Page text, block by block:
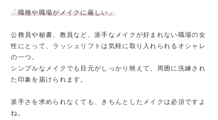
「職種や職場がメイクに厳しい」
公務員や秘書、教員など、派手なメイクが好まれない職場の女
性にとって、ラッシュリフトは気軽に取り入れられるオシャレ
の一つ。
シンプルなメイクでも目元がしっかり映えて、周囲に洗練され
た印象を届けられます。
派手さを求められなくても、きちんとしたメイクは必須ですよ
ね。